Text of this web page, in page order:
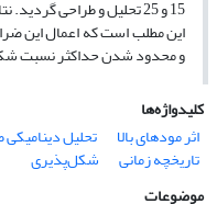
15 و 25 تحلیل و طراحی
این مطلب است که اعمال این
و محدود شدن حداکثر نسبت
کلیدواژه‌ها
اثر مودهای بالا
تحلیل
تاریخچه زمانی
شکل‌پذیری
موضوعات